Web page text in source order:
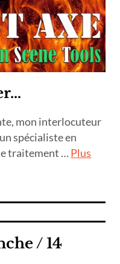
mon interlocuteur
spécialiste en
traitement …Plus
/ 14